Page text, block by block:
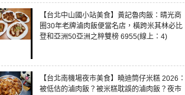
【台北中山國小站美食】黃記魯肉飯：晴光商
圈30年老牌滷肉飯便當名店，橫跨米其林必比
登和亞洲50亞洲之粹雙榜 6955(線上：4)
【台北南機場夜市美食】曉迪筒仔米糕 2026：
被低估的滷肉飯？被米糕耽誤的滷肉飯？夜市